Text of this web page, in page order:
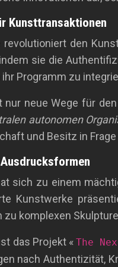
Kunsttransaktionen
revolutioniert den
sie die
Programm zu
nur neue Wege für
autonomen
und Besitz in
sich zu einem
Kunstwerke
zu komplexen
das Projekt « The
nach Authentizität,